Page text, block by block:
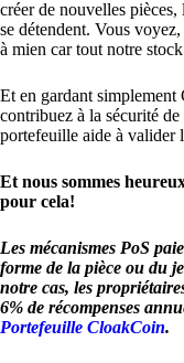
créer de nouvelles
se détendent. Vous
à mien car tout notre
Et en gardant
contribuez à la sécurité
portefeuille aide à valider
Et nous sommes
pour cela!
Les mécanismes PoS
forme de la pièce ou du
notre cas, les
6% de récompenses
Portefeuille CloakCoin.